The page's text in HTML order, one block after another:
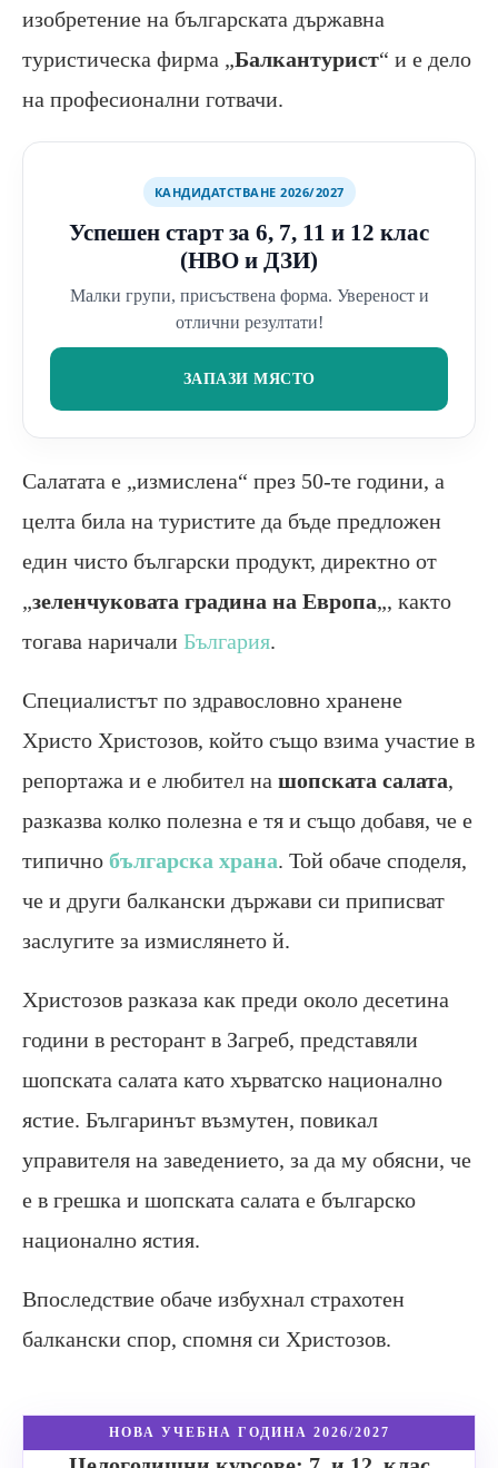
изобретение на българската държавна
туристическа фирма „Балкантурист“ и е дело
на професионални готвачи.
КАНДИДАТСТВАНЕ 2026/2027
Успешен старт за 6, 7, 11 и 12 клас
(НВО и ДЗИ)
Малки групи, присъствена форма. Увереност и
отлични резултати!
ЗАПАЗИ МЯСТО
Салатата е „измислена“ през 50-те години, а
целта била на туристите да бъде предложен
един чисто български продукт, директно от
„зеленчуковата градина на Европа„, както
тогава наричали България.
Специалистът по здравословно хранене
Христо Христозов, който също взима участие в
репортажа и е любител на шопската салата,
разказва колко полезна е тя и също добавя, че е
типично българска храна. Той обаче споделя,
че и други балкански държави си приписват
заслугите за измислянето й.
Христозов разказа как преди около десетина
години в ресторант в Загреб, представяли
шопската салата като хърватско национално
ястие. Българинът възмутен, повикал
управителя на заведението, за да му обясни, че
е в грешка и шопската салата е българско
национално ястия.
Впоследствие обаче избухнал страхотен
балкански спор, спомня си Христозов.
НОВА УЧЕБНА ГОДИНА 2026/2027